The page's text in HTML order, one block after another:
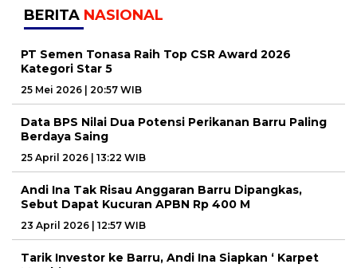
BERITA NASIONAL
PT Semen Tonasa Raih Top CSR Award 2026
Kategori Star 5
25 Mei 2026 | 20:57 WIB
Data BPS Nilai Dua Potensi Perikanan Barru Paling
Berdaya Saing
25 April 2026 | 13:22 WIB
Andi Ina Tak Risau Anggaran Barru Dipangkas,
Sebut Dapat Kucuran APBN Rp 400 M
23 April 2026 | 12:57 WIB
Tarik Investor ke Barru, Andi Ina Siapkan ‘ Karpet